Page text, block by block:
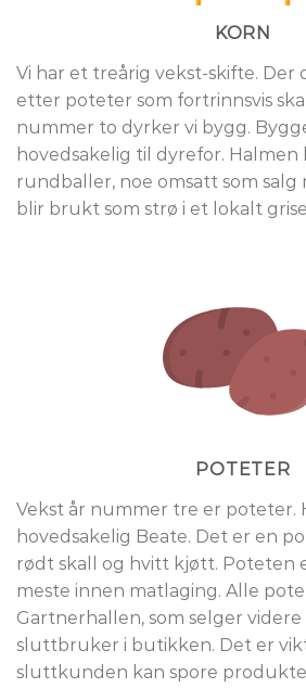
KORN
Vi har et treårig vekst-skifte. Der
etter poteter som fortrinnsvis
nummer to dyrker vi bygg.
hovedsakelig til dyrefor. Halmen
rundballer, noe omsatt som salg
blir brukt som strø i et lokalt
POTETER
Vekst år nummer tre er poteter.
hovedsakelig Beate. Det er en
rødt skall og hvitt kjøtt. Poteten
meste innen matlaging. Alle
Gartnerhallen, som selger videre
sluttbruker i butikken. Det er
sluttkunden kan spore